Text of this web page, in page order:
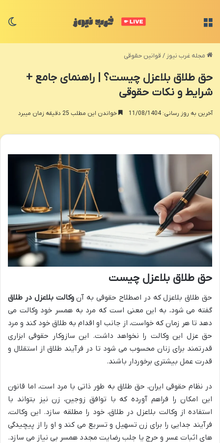
مجله غرب نیوز / قوانین حقوقی
حق طلاق بلاعزل چیست؟ | راهنمای جامع +
شرایط و نکات حقوقی
آخرین به روز رسانی: 11/08/1404 خواندن این مطلب 25 دقیقه زمان میبرد
حق طلاق بلاعزل چیست
حق طلاق بلاعزل که در اصطلاح حقوقی به آنوکالت بلاعزل در طلاق
گفته می شود، به این معنی است که مرد به همسر خود وکالت می
دهد تا هر زمان که خواست، از جانب او اقدام به طلاق خود کند و مرد
حق عزل این وکالت را نخواهد داشت. این سازوکار حقوقی ابزاری
قدرتمند برای زنان محسوب می شود تا در فرآیند طلاق از استقلال و
قدرت عمل بیشتری برخوردار باشند.
در نظام حقوقی ایران، حق طلاق به طور ذاتی با مرد است، اما قانون
این امکان را فراهم آورده که با توافق زوجین، زن نیز بتواند با
استفاده از وکالت بلاعزل در طلاق، خود را مطلقه سازد. این وکالت،
فرآیند جدایی را برای زن تسهیل و تسریع می کند و او را از پیچیدگی
های اثبات عسر و حرج یا جلب رضایت مجدد همسر بی نیاز می سازد.